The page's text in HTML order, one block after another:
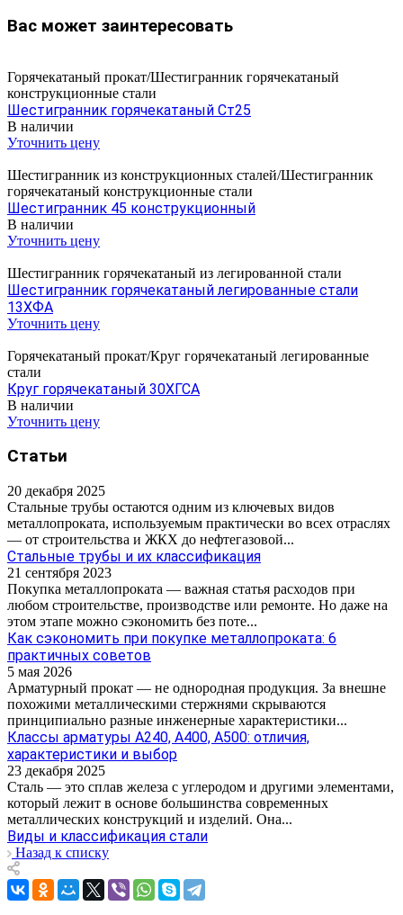
Вас может заинтересовать
Горячекатаный прокат/Шестигранник горячекатаный
конструкционные стали
Шестигранник горячекатаный Ст25
В наличии
Уточнить цену
Шестигранник из конструкционных сталей/Шестигранник
горячекатаный конструкционные стали
Шестигранник 45 конструкционный
В наличии
Уточнить цену
Шестигранник горячекатаный из легированной стали
Шестигранник горячекатаный легированные стали
13ХФА
Уточнить цену
Горячекатаный прокат/Круг горячекатаный легированные
стали
Круг горячекатаный 30ХГСА
В наличии
Уточнить цену
Статьи
20 декабря 2025
Стальные трубы остаются одним из ключевых видов
металлопроката, используемым практически во всех отраслях
— от строительства и ЖКХ до нефтегазовой...
Стальные трубы и их классификация
21 сентября 2023
Покупка металлопроката — важная статья расходов при
любом строительстве, производстве или ремонте. Но даже на
этом этапе можно сэкономить без поте...
Как сэкономить при покупке металлопроката: 6
практичных советов
5 мая 2026
Арматурный прокат — не однородная продукция. За внешне
похожими металлическими стержнями скрываются
принципиально разные инженерные характеристики...
Классы арматуры А240, А400, А500: отличия,
характеристики и выбор
23 декабря 2025
Сталь — это сплав железа с углеродом и другими элементами,
который лежит в основе большинства современных
металлических конструкций и изделий. Она...
Виды и классификация стали
Назад к списку